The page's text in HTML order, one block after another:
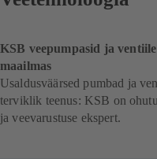
KSB veepumpasid ja
maailmas
Usaldusväärsed pumbad ja
terviklik teenus: KSB on
ja veevarustuse ekspert.